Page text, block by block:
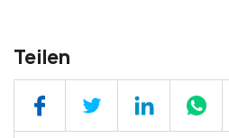
Teilen